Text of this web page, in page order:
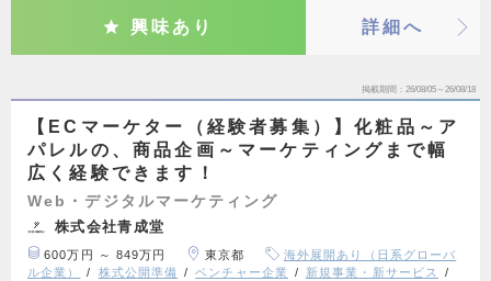
興味あり 詳細へ
掲載期間 26/08/05～26/08/18
【ECマーケター（経験者募集）】化粧品～ア
パレルの、商品企画～マーケティングまで幅
広く経験できます！
Web・デジタルマーケティング
株式会社青成堂
600万円 ～ 849万円 東京都
海外展開あり（日系グローバ
ル企業）
株式公開準備 ベンチャー企業
新規事業・新サービス